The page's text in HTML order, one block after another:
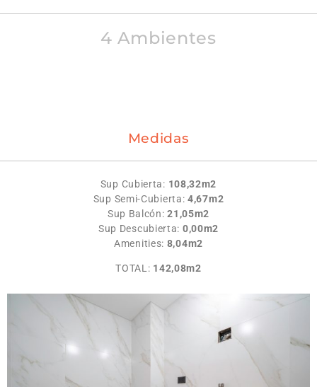
4 Ambientes
Medidas
Sup Cubierta: 108,32m2
Sup Semi-Cubierta:4,67m2
Sup Balcón:21,05m2
Sup Descubierta: 0,00m2
Amenities: 8,04m2
TOTAL: 142,08m2